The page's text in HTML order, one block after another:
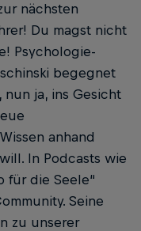
nächsten
Du magst nicht
Psychologie-
begegnet
ja, ins Gesicht
anhand
In Podcasts wie
für die Seele“
Seine
zu unserer